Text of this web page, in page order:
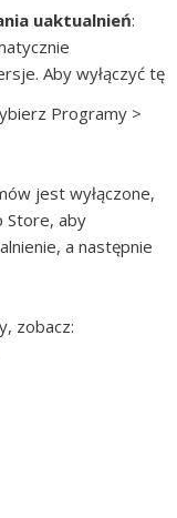
uaktualnień:
Aby wyłączyć tę
Programy >
jest wyłączone,
Store, aby
a następnie
zobacz: